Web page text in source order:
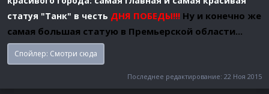
статуя "Танк" в честь ДНЯ ПОБЕДЫ!!! Ну и конечно же
самая большая статую в Премьерской области...
Спойлер: Cмотри сюда
Последнее редактирование: 22 Ноя 2015